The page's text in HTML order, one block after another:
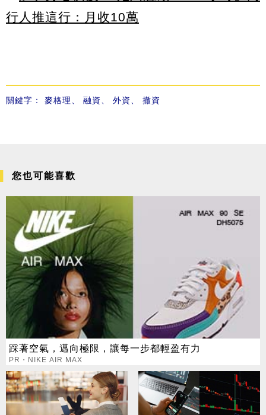
行人推這行：月收10萬
關鍵字： 麥格理 融資 外資 撤資
您也可能喜歡
踩著空氣，邁向極限，讓每一步都輕盈有力
PR・NIKE AIR MAX